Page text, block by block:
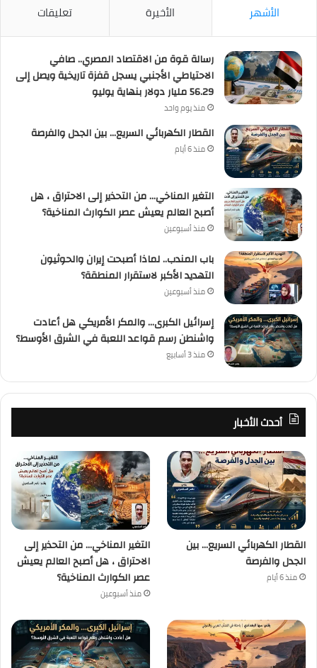
الأشهر الأخيرة تعليقات
رسالة قوة من الاقتصاد المصري.. صافي
الاحتياطي الأجنبي يسجل قفزة تاريخية ويصل إلى
56.29 مليار دولار بنهاية يوليو
منذ يوم واحد
القطار الكهربائي السريع… بين الجدل والفرصة
منذ 6 أيام
التغير المناخي… من التحذير إلى الاحتراق ، هل
أصبح العالم يعيش عصر الكوارث المناخية؟
منذ أسبوعين
باب المندب.. لماذا أصبحت إيران والحوثيون
التهديد الأكبر لاستقرار المنطقة؟
منذ أسبوعين
إسرائيل الكبرى… والمكر الأمريكي هل أعادت
واشنطن رسم قواعد اللعبة في الشرق الأوسط؟
منذ 3 أسابيع
أحدث الأخبار
القطار الكهربائي السريع… بين
الجدل والفرصة
منذ 6 أيام
التغير المناخي… من التحذير إلى
الاحتراق ، هل أصبح العالم يعيش
عصر الكوارث المناخية؟
منذ أسبوعين